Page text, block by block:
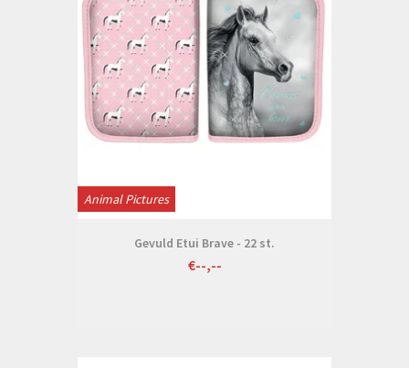
Animal Pictures
Gevuld Etui Brave - 22 st.
€--,--